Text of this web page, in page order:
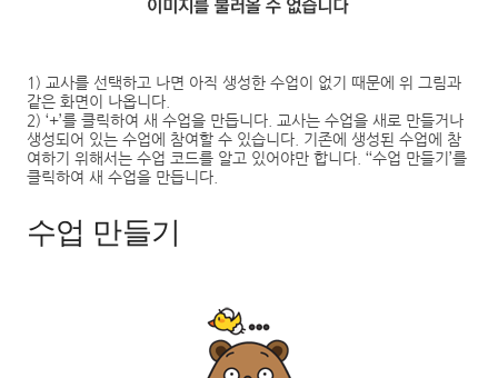
1) 교사를 선택하고 나면 아직 생성한 수업이 없기 때문에 위 그림과
같은 화면이 나옵니다
2) ‘+’를 클릭하여 새 수업을 만듭니다
교사는 수업을 새로 만들거나
생성되어 있는 수업에 참여할 수 있습니다 기존에 생성된 수업에 참
여하기 위해서는 수업 코드를 알고 있어야만 합니다 ‘‘수업 만들기 ’를
클릭하여 새 수업을 만듭니다
수업 만들기